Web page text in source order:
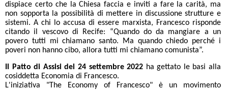
dispiace certo che la Chiesa faccia e inviti a fare la carità, ma
non sopporta la possibilità di mettere in discussione strutture e
sistemi. A chi lo accusa di essere marxista, Francesco risponde
citando il vescovo di Recife: “Quando do da mangiare a un
povero tutti mi chiamano santo. Ma quando chiedo perché i
poveri non hanno cibo, allora tutti mi chiamano comunista”.
Il Patto di Assisi del 24 settembre 2022 ha gettato le basi alla
cosiddetta Economia di Francesco.
L'iniziativa "The Economy of Francesco" è un movimento